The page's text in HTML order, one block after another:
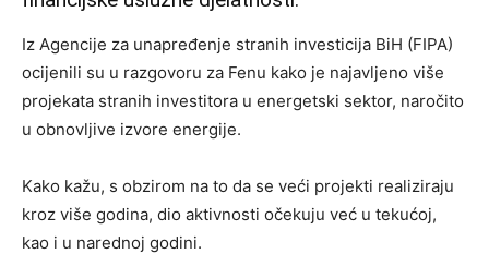
Iz Agencije za unapređenje stranih investicija BiH (FIPA)
ocijenili su u razgovoru za Fenu kako je najavljeno više
projekata stranih investitora u energetski sektor, naročito
u obnovljive izvore energije.
Kako kažu, s obzirom na to da se veći projekti realiziraju
kroz više godina, dio aktivnosti očekuju već u tekućoj,
kao i u narednoj godini.